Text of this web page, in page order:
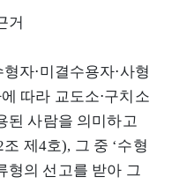
거
자⋅미결수용자⋅사형
따라 교도소⋅구치소
된 사람을 의미하고
제4호), 그 중 ‘수형
형의 선고를 받아 그